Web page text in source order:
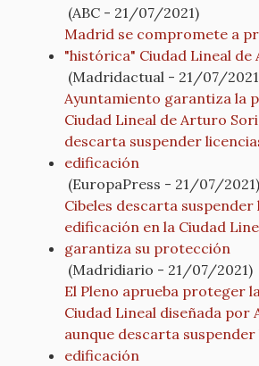
(ABC - 21/07/2021)
Madrid se compromete a
"histórica" Ciudad Lineal de
(Madridactual - 21/07/
Ayuntamiento garantiza la
Ciudad Lineal de Arturo
descarta suspender
edificación
(EuropaPress - 21/07/2021)
Cibeles descarta suspender
edificación en la Ciudad
garantiza su protección
(Madridiario - 21/07/2021)
El Pleno aprueba proteger
Ciudad Lineal diseñada por
aunque descarta
edificación